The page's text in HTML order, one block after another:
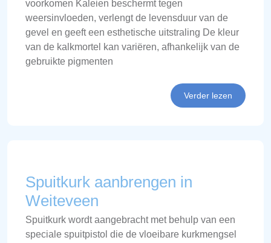
voorkomen Kaleien beschermt tegen
weersinvloeden, verlengt de levensduur van de
gevel en geeft een esthetische uitstraling De kleur
van de kalkmortel kan variëren, afhankelijk van de
gebruikte pigmenten
Verder lezen
Spuitkurk aanbrengen in
Weiteveen
Spuitkurk wordt aangebracht met behulp van een
speciale spuitpistol die de vloeibare kurkmengsel